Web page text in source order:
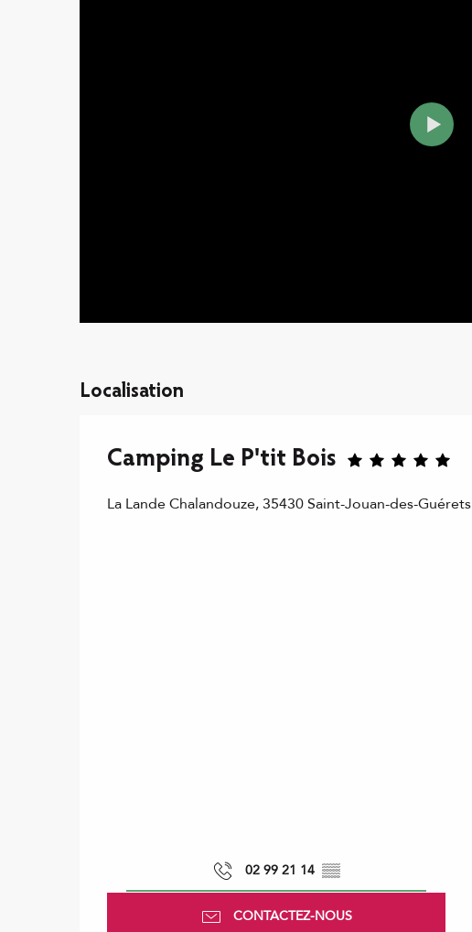
Localisation
Camping Le P'tit Bois
La Lande Chalandouze, 35430 Saint-Jouan-des-Guérets
02 99 21 14 ▒▒
CONTACTEZ-NOUS